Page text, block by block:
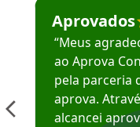
Aprovados
“Meus
ao Aprova
pela parceria
aprova.
alcancei